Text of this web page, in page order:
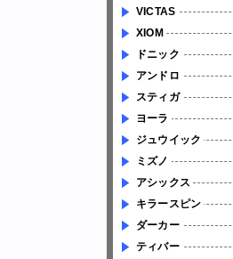
VICTAS
XIOM
ドニック
アンドロ
スティガ
ヨーラ
ジュウイック
ミズノ
アシックス
キラースピン
ダーカー
ティバー